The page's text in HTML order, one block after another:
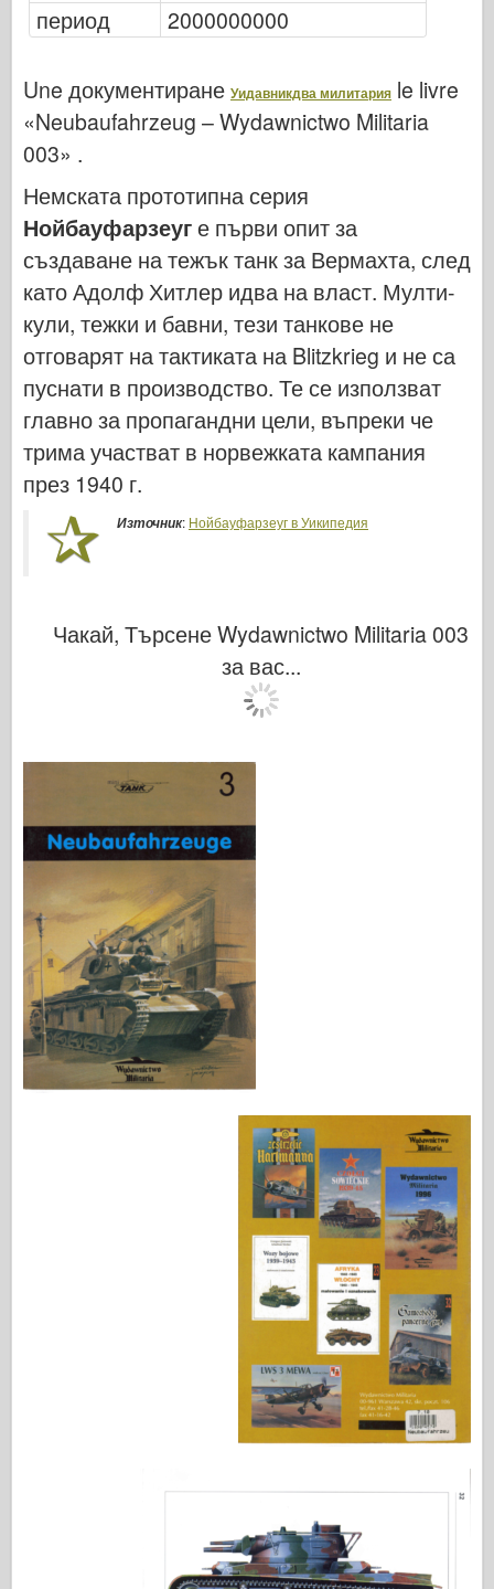
Модели на ИБГ
Италиери
Легенда
Тамия
Tristar
Тромпетист
Звезда
Албуми-Снимки
Разходка около
Книги
Контакт
1000000
Комплектите
период
2000000000
Une документиране Уидавникдва милитария le livre
«Neubaufahrzeug – Wydawnictwo Militaria
003» .
Немската прототипна серия
Нойбауфарзеуге първи опит за
създаване на тежък танк за Вермахта, след
като Адолф Хитлер идва на власт. Мулти-
кули, тежки и бавни, тези танкове не
отговарят на тактиката на Blitzkrieg и не са
пуснати в производство. Те се използват
главно за пропагандни цели, въпреки че
трима участват в норвежката кампания
през 1940 г.
Източник: Нойбауфарзеуг в Уикипедия
Чакай, Търсене Wydawnictwo Militaria 003
за вас...